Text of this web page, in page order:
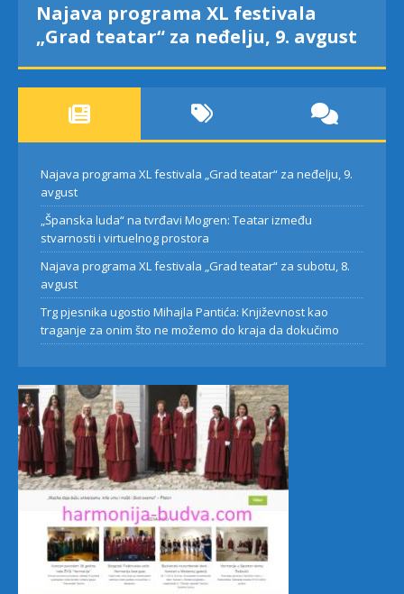
Najava programa XL festivala
„Grad teatar“ za neđelju, 9. avgust
Najava programa XL festivala „Grad teatar“ za neđelju, 9.
avgust
„Španska luda“ na tvrđavi Mogren: Teatar između
stvarnosti i virtuelnog prostora
Najava programa XL festivala „Grad teatar“ za subotu, 8.
avgust
Trg pjesnika ugostio Mihajla Pantića: Književnost kao
traganje za onim što ne možemo do kraja da dokučimo